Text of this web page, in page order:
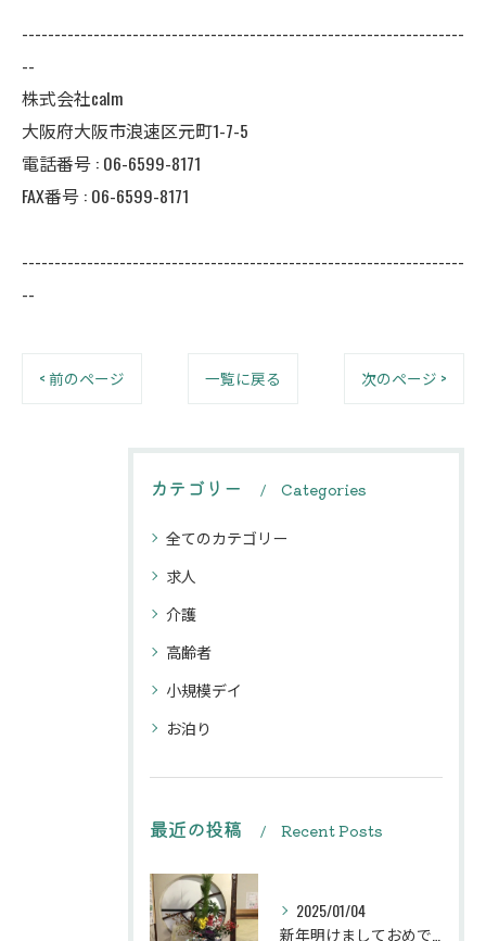
--------------------------------------------------------------------
--
株式会社calm
大阪府大阪市浪速区元町1-7-5
電話番号 : 06-6599-8171
FAX番号 : 06-6599-8171
--------------------------------------------------------------------
--
< 前のページ 一覧に戻る 次のページ >
カテゴリー Categories
全てのカテゴリー
求人
介護
高齢者
小規模デイ
お泊り
最近の投稿 Recent Posts
2025/01/04